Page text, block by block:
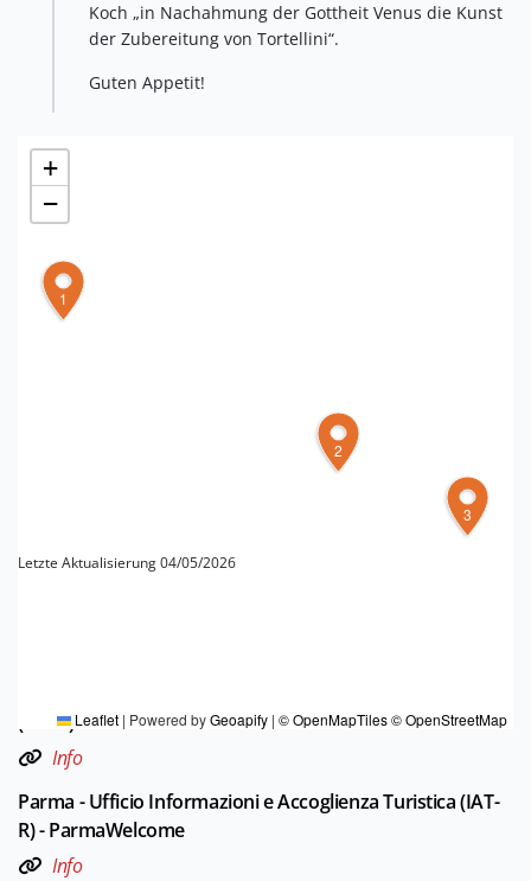
Koch „in Nachahmung der Gottheit Venus die Kunst
der Zubereitung von Tortellini“.
Guten Appetit!
1
2
3
+
−
Leaflet | Powered byGeoapify | © OpenMapTiles© OpenStreetMap
Letzte Aktualisierung 04/05/2026
(IAT-R) - VisitPiacenza
Info
Parma - Ufficio Informazioni e Accoglienza Turistica (IAT-
R) - ParmaWelcome
Info